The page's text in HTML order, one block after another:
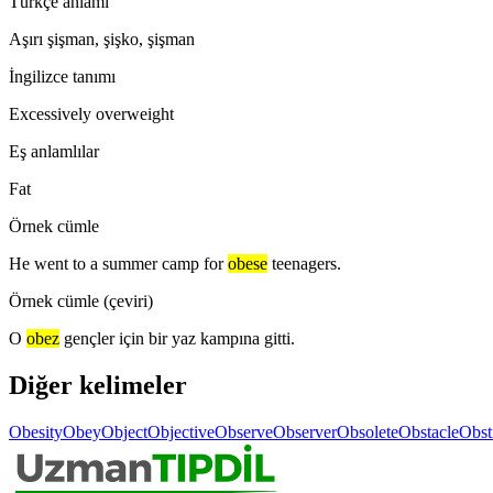
Aşırı şişman, şişko, şişman
İngilizce tanımı
Excessively overweight
Eş anlamlılar
Fat
Örnek cümle
He went to a summer camp for obese teenagers.
Örnek cümle (çeviri)
O obez gençler için bir yaz kampına gitti.
Diğer kelimeler
ObesityObeyObjectObjectiveObserveObserverObsoleteObstacle